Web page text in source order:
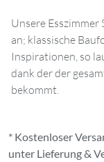
Unsere
an; klassische
Inspirationen, so
dank der der
bekommt.
* Kostenloser
unter Lieferung &